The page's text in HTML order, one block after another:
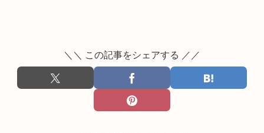
＼＼ この記事をシェアする ／／